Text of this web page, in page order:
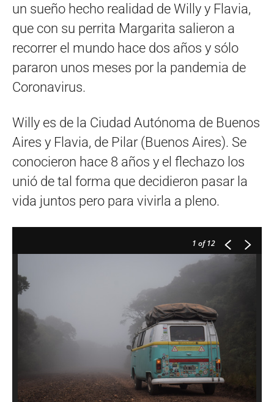
un sueño hecho realidad de Willy y Flavia,
que con su perrita Margarita salieron a
recorrer el mundo hace dos años y sólo
pararon unos meses por la pandemia de
Coronavirus.
Willy es de la Ciudad Autónoma de Buenos
Aires y Flavia, de Pilar (Buenos Aires). Se
conocieron hace 8 años y el flechazo los
unió de tal forma que decidieron pasar la
vida juntos pero para vivirla a pleno.
1 of 12